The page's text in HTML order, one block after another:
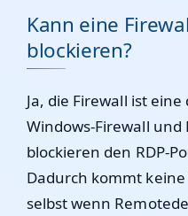
Kann eine
blockieren?
Ja, die Firewall ist
Windows-Firewall
blockieren den RDP-
Dadurch kommt
selbst wenn